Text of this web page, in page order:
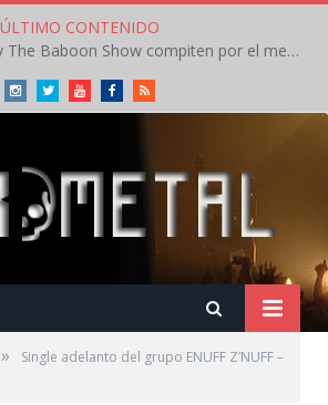
ÚLTIMO CONTENIDO
Crónica: In Flames y The Baboon Show compiten por el mejor concierto del día en el Leyendas del Rock – Viernes – Agosto 2026
InstagramTwitterYoutubeFacebookRSS
»
Single adelanto del grupo ENUFF Z’NUFF –